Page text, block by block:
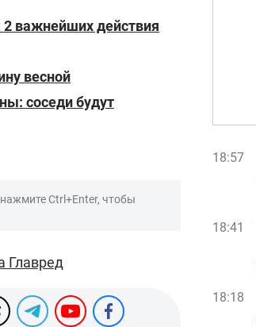
2 важнейших действия
весной
соседи будут
Ctrl+Enter, чтобы
Главред
18:57
18:41
18:18